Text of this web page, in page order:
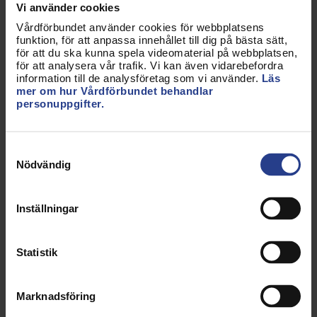
Vi använder cookies
Vårdförbundet använder cookies för webbplatsens
funktion, för att anpassa innehållet till dig på bästa sätt,
för att du ska kunna spela videomaterial på webbplatsen,
för att analysera vår trafik. Vi kan även vidarebefordra
information till de analysföretag som vi använder. Läs
mer om hur Vårdförbundet behandlar
personuppgifter.
Nödvändig
Inställningar
Statistik
Marknadsföring
om patienterna. Och själv kan hon både vara en
resurs för sina kollegor och få mer kunskap.
– Jag lär mig mycket om mig själv, om
organisationer och arbetsmiljö. Många har
fördomar om att facket bara vill bråka, så är det
inte. Det handlar om att vara en samverkanspartner
FÖRTROENDEVALD
1. Du får möjlighet att vara delaktig i hela
besluten tas, som rör dig, dina kollegor och
arbetsplatsen.